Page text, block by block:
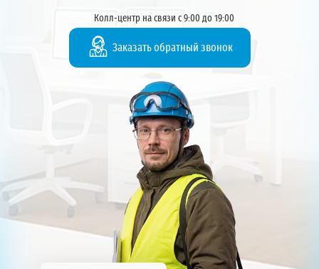
Колл-центр на связи с 9:00 до 19:00
Заказать обратный звонок